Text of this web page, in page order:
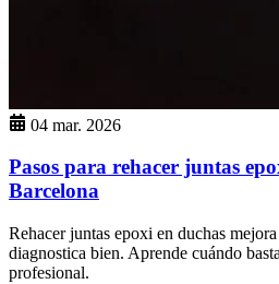
04 mar. 2026
Pasos para rehacer juntas
Barcelona
Rehacer juntas epoxi en duchas
diagnostica bien. Aprende cuándo
profesional.